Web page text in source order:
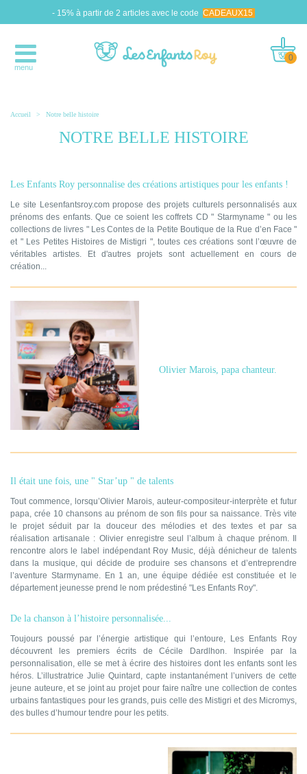
- 15% à partir de 2 articles avec le code CADEAUX15
menu
0
Accueil > Notre belle histoire
NOTRE BELLE HISTOIRE
Les Enfants Roy personnalise des créations artistiques pour les enfants !
Le site Lesenfantsroy.com propose des projets culturels personnalisés aux
prénoms des enfants. Que ce soient les coffrets CD " Starmyname " ou les
collections de livres " Les Contes de la Petite Boutique de la Rue d’en Face "
et " Les Petites Histoires de Mistigri ", toutes ces créations sont l’œuvre de
véritables artistes. Et d'autres projets sont actuellement en cours de
création...
Olivier Marois, papa chanteur.
Il était une fois, une " Star’up " de talents
Tout commence, lorsqu’Olivier Marois, auteur-compositeur-interprète et futur
papa, crée 10 chansons au prénom de son fils pour sa naissance. Très vite
le projet séduit par la douceur des mélodies et des textes et par sa
réalisation artisanale : Olivier enregistre seul l’album à chaque prénom. Il
rencontre alors le label indépendant Roy Music, déjà dénicheur de talents
dans la musique, qui décide de produire ses chansons et d’entreprendre
l’aventure Starmyname. En 1 an, une équipe dédiée est constituée et le
département jeunesse prend le nom prédestiné "Les Enfants Roy".
De la chanson à l’histoire personnalisée...
Toujours poussé par l’énergie artistique qui l’entoure, Les Enfants Roy
découvrent les premiers écrits de Cécile Dardlhon. Inspirée par la
personnalisation, elle se met à écrire des histoires dont les enfants sont les
héros. L’illustratrice Julie Quintard, capte instantanément l’univers de cette
jeune auteure, et se joint au projet pour faire naître une collection de contes
urbains fantastiques pour les grands, puis celle des Mistigri et des Micromys,
des bulles d’humour tendre pour les petits.